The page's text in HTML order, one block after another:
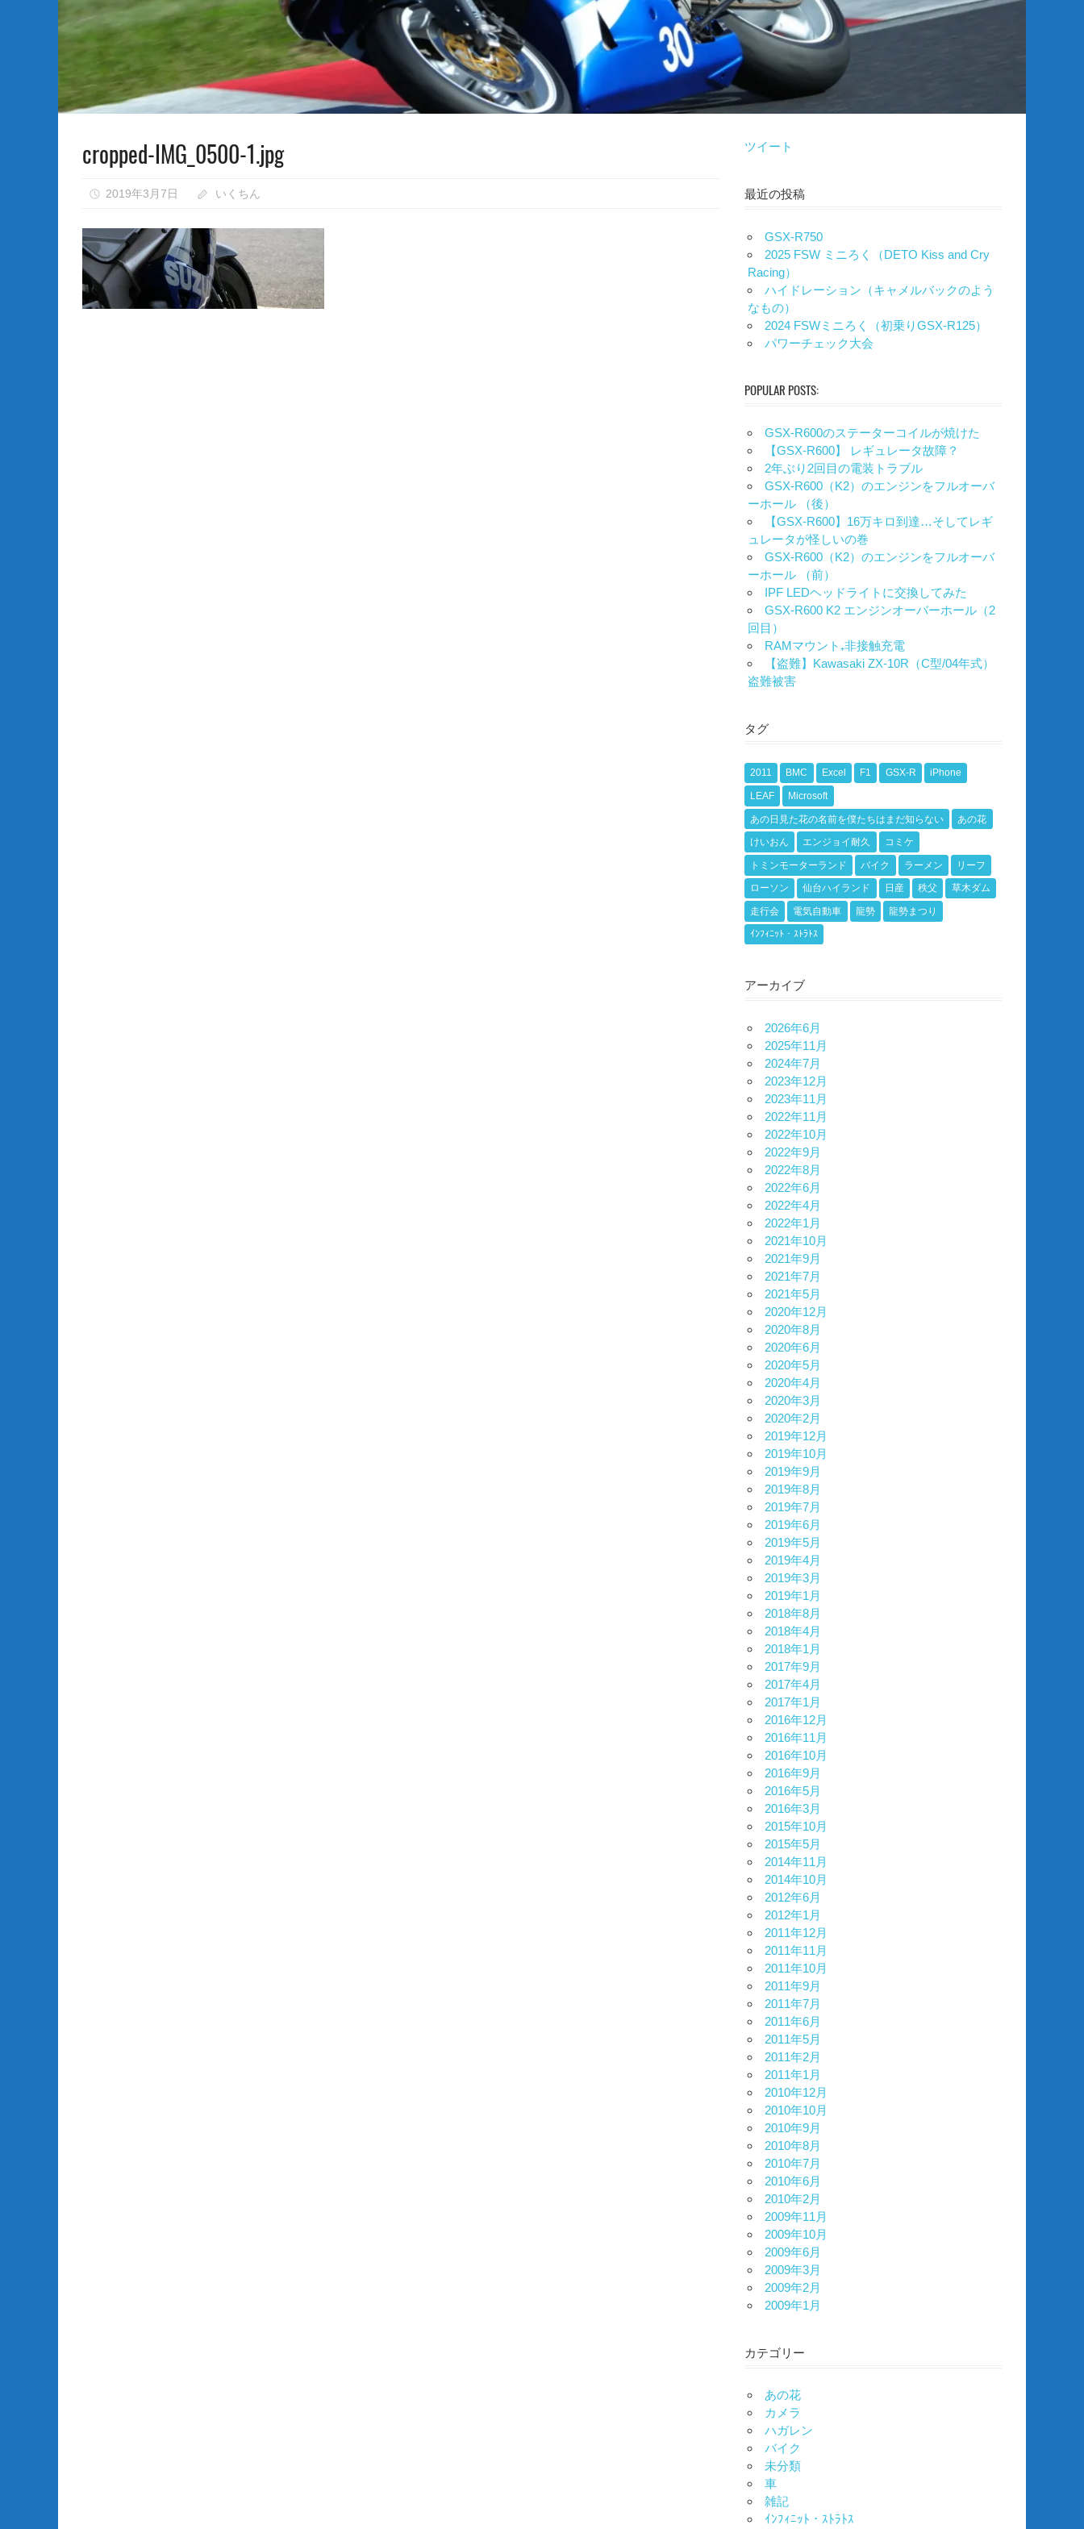
な
い）
cropped-IMG_0500-1.jpg
2019年3月7日 いくちん
ツイート
最近の投稿
GSX-R750
2025 FSW ミニろく（DETO Kiss and Cry
Racing）
ハイドレーション（キャメルバックのよう
なもの）
2024 FSWミニろく（初乗りGSX-R125）
パワーチェック大会
POPULAR POSTS:
GSX-R600のステーターコイルが焼けた
【GSX-R600】 レギュレータ故障？
2年ぶり2回目の電装トラブル
GSX-R600（K2）のエンジンをフルオーバ
ーホール （後）
【GSX-R600】16万キロ到達…そしてレギ
ュレータが怪しいの巻
GSX-R600（K2）のエンジンをフルオーバ
ーホール （前）
IPF LEDヘッドライトに交換してみた
GSX-R600 K2 エンジンオーバーホール（2
回目）
RAMマウント₊非接触充電
【盗難】Kawasaki ZX-10R（C型/04年式）
盗難被害
タグ
2011 BMC Excel F1 GSX-R iPhone
LEAF Microsoft
あの日見た花の名前を僕たちはまだ知らない あの花
けいおん エンジョイ耐久 コミケ
トミンモーターランド バイク ラーメン リーフ
ローソン 仙台ハイランド 日産 秩父 草木ダム
走行会 電気自動車 龍勢 龍勢まつり
ｲﾝﾌｨﾆｯﾄ・ｽﾄﾗﾄｽ
アーカイブ
2026年6月
2025年11月
2024年7月
2023年12月
2023年11月
2022年11月
2022年10月
2022年9月
2022年8月
2022年6月
2022年4月
2022年1月
2021年10月
2021年9月
2021年7月
2021年5月
2020年12月
2020年8月
2020年6月
2020年5月
2020年4月
2020年3月
2020年2月
2019年12月
2019年10月
2019年9月
2019年8月
2019年7月
2019年6月
2019年5月
2019年4月
2019年3月
2019年1月
2018年8月
2018年4月
2018年1月
2017年9月
2017年4月
2017年1月
2016年12月
2016年11月
2016年10月
2016年9月
2016年5月
2016年3月
2015年10月
2015年5月
2014年11月
2014年10月
2012年6月
2012年1月
2011年12月
2011年11月
2011年10月
2011年9月
2011年7月
2011年6月
2011年5月
2011年2月
2011年1月
2010年12月
2010年10月
2010年9月
2010年8月
2010年7月
2010年6月
2010年2月
2009年11月
2009年10月
2009年6月
2009年3月
2009年2月
2009年1月
カテゴリー
あの花
カメラ
ハガレン
バイク
未分類
車
雑記
ｲﾝﾌｨﾆｯﾄ・ｽﾄﾗﾄｽ